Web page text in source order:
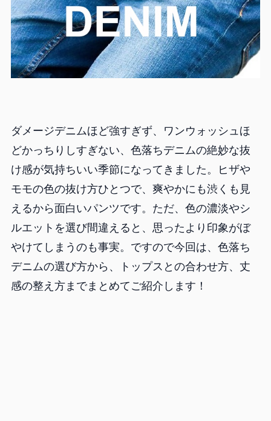
ダメージデニムほど強すぎず、ワンウォッシュほ
どかっちりしすぎない、色落ちデニムの絶妙な抜
け感が気持ちいい季節になってきました。ヒザや
モモの色の抜け方ひとつで、爽やかにも渋くも見
えるから面白いパンツです。ただ、色の濃淡やシ
ルエットを選び間違えると、思ったより印象がぼ
やけてしまうのも事実。ですので今回は、色落ち
デニムの選び方から、トップスとの合わせ方、丈
感の整え方までまとめてご紹介します！